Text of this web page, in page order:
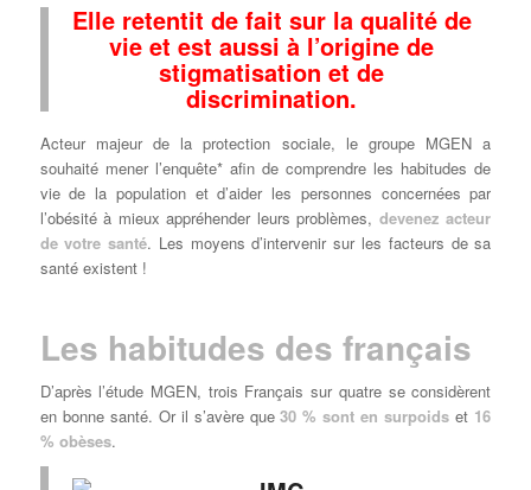
Elle retentit de fait sur la qualité de
vie et est aussi à l’origine de
stigmatisation et de
discrimination.
Acteur majeur de la protection sociale, le groupe MGEN a
souhaité mener l’enquête* afin de comprendre les habitudes de
vie de la population et d’aider les personnes concernées par
l’obésité à mieux appréhender leurs problèmes, devenez acteur
de votre santé. Les moyens d’intervenir sur les facteurs de sa
santé existent !
Les habitudes des français
D’après l’étude MGEN, trois Français sur quatre se considèrent
en bonne santé. Or il s’avère que30 % sont en surpoids et 16
% obèses.